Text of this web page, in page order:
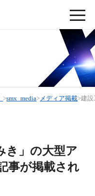
>smx_media>メディア掲載>建
き」の大型ア
事が掲載され